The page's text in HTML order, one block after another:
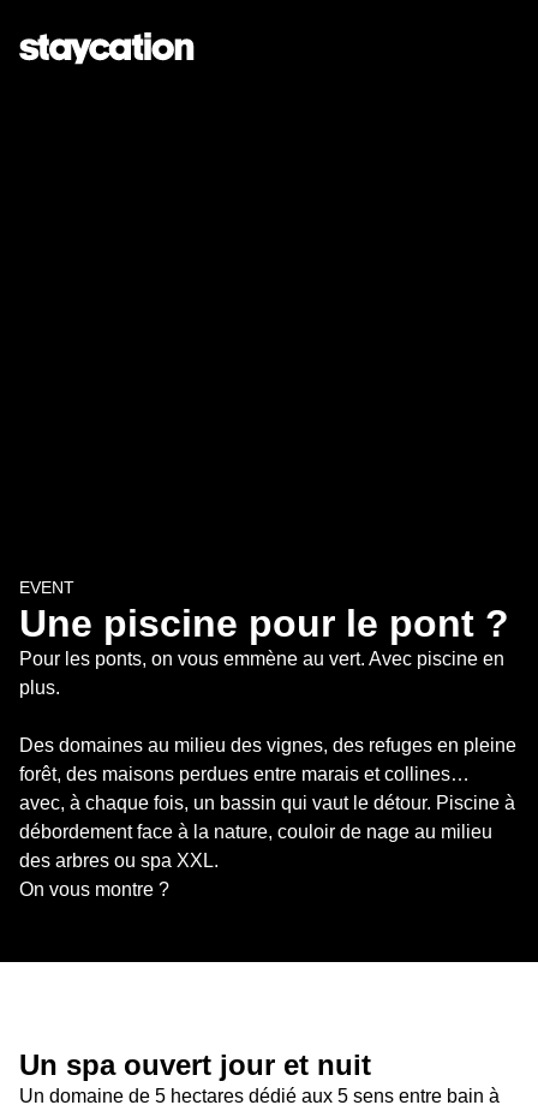
EVENT
Une piscine pour le pont ?
Pour les ponts, on vous emmène au vert. Avec piscine en
plus.
Des domaines au milieu des vignes, des refuges en pleine
forêt, des maisons perdues entre marais et collines…
avec, à chaque fois, un bassin qui vaut le détour. Piscine à
débordement face à la nature, couloir de nage au milieu
des arbres ou spa XXL.
On vous montre ?
Un spa ouvert jour et nuit
Un domaine de 5 hectares dédié aux 5 sens entre bain à